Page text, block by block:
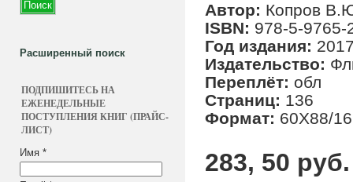
Расширенный поиск
ПОДПИШИТЕСЬ НА
ЕЖЕНЕДЕЛЬНЫЕ
ПОСТУПЛЕНИЯ КНИГ (ПРАЙС-
ЛИСТ)
Имя *
Автор: Копров
ISBN: 978-5-9765-
Год издания:
Издательство:
Переплёт: обл
Страниц: 136
Формат: 60Х88/16
283, 50 руб.